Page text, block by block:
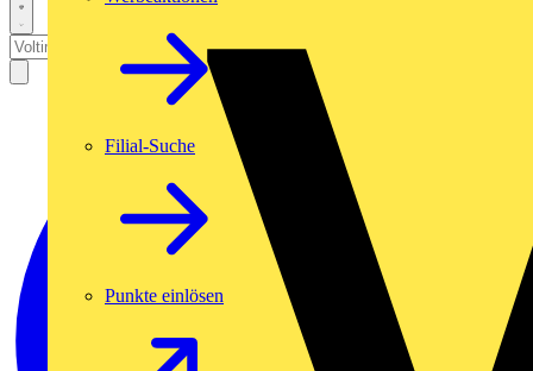
Filial-Suche
Punkte einlösen